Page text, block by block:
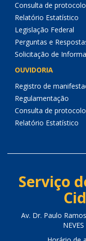
Consulta de protocolo
Relatório Estatístico
Legislação Federal
Perguntas e
Solicitação de
OUVIDORIA
Registro de
Regulamentação
Consulta de protocolo
Relatório Estatístico
Serviço
Av. Dr. Paulo